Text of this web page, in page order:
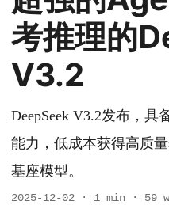
考推理的
V3.2
DeepSeek V3.2发布，具
能力，低成本获得高质
基座模型。
2025-12-02 · 1 min · 59